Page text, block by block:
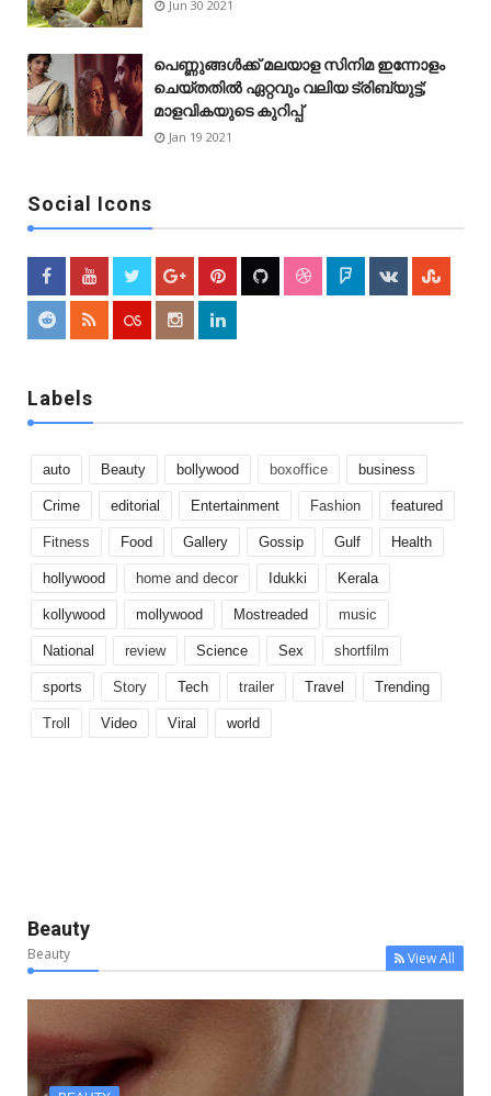
Jun 30 2021
പെണ്ണുങ്ങള്‍ക്ക് മലയാള സിനിമ ഇന്നോളം
ചെയ്‌തതിൽ ഏറ്റവും വലിയ ട്രിബ്യുട്ട്;
മാളവികയുടെ കുറിപ്പ്
Jan 19 2021
Social Icons
Labels
auto Beauty bollywood boxoffice business
Crime editorial Entertainment Fashion featured
Fitness Food Gallery Gossip Gulf Health
hollywood home and decor Idukki Kerala
kollywood mollywood Mostreaded music
National review Science Sex shortfilm
sports Story Tech trailer Travel Trending
Troll Video Viral world
Beauty
Beauty View All